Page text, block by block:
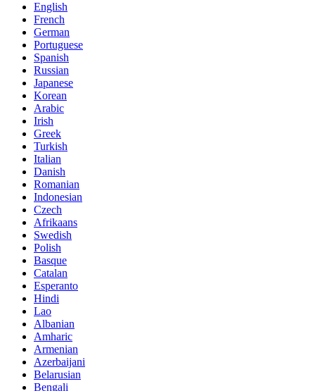
English
French
German
Portuguese
Spanish
Russian
Japanese
Korean
Arabic
Irish
Greek
Turkish
Italian
Danish
Romanian
Indonesian
Czech
Afrikaans
Swedish
Polish
Basque
Catalan
Esperanto
Hindi
Lao
Albanian
Amharic
Armenian
Azerbaijani
Belarusian
Bengali